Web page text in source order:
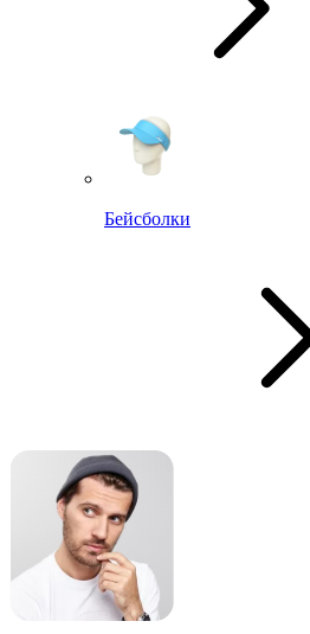
Бейсболки